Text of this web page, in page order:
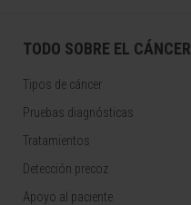
TODO SOBRE EL CÁNCER
Tipos de cáncer
Pruebas diagnósticas
Tratamientos
Detección precoz
Apoyo al paciente